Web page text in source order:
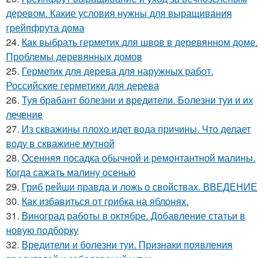
деревом. Какие условия нужны для выращивания
грейпфрута дома
24. Как выбрать герметик для швов в деревянном доме.
Проблемы деревянных домов
25. Герметик для дерева для наружных работ.
Российские герметики для дерева
26. Туя брабант болезни и вредители. Болезни туи и их
лечение
27. Из скважины плохо идет вода причины. Что делает
воду в скважине мутной
28. Осенняя посадка обычной и ремонтантной малины.
Когда сажать малину осенью
29. Гриб рейши правда и ложь о свойствах. ВВЕДЕНИЕ
30. Как избавиться от грибка на яблонях.
31. Виноград работы в октябре. Добавление статьи в
новую подборку
32. Вредители и болезни туи. Признаки появления